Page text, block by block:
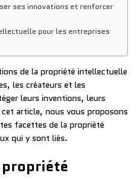
ses innovations et renforcer
pour les entreprises
de la propriété intellectuelle
les créateurs et les
leurs inventions, leurs
article, nous vous proposons
facettes de la propriété
qui y sont liés.
propriété